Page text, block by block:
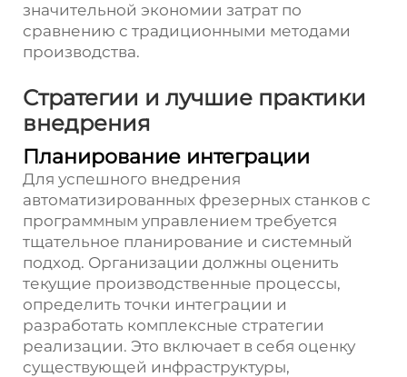
значительной экономии затрат по
сравнению с традиционными методами
производства.
Стратегии и лучшие практики
внедрения
Планирование интеграции
Для успешного внедрения
автоматизированных фрезерных станков с
программным управлением требуется
тщательное планирование и системный
подход. Организации должны оценить
текущие производственные процессы,
определить точки интеграции и
разработать комплексные стратегии
реализации. Это включает в себя оценку
существующей инфраструктуры,